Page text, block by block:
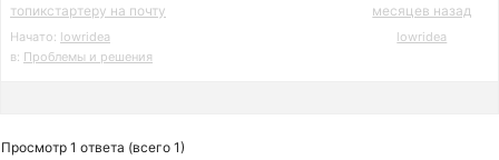
топикстартеру на почту
Начато: lowridea
в: Проблемы и решения
месяцев назад
lowridea
Просмотр 1 ответа (всего 1)